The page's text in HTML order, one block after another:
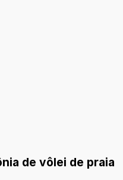
de vôlei de praia